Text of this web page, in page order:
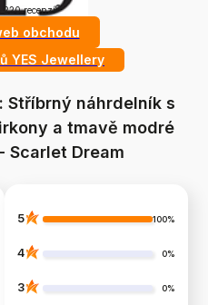
220 recenzí ?
obchodu
YES Jewellery
Stříbrný náhrdelník s
a tmavě modré
Scarlet Dream
5 100%
4 0%
3 0%